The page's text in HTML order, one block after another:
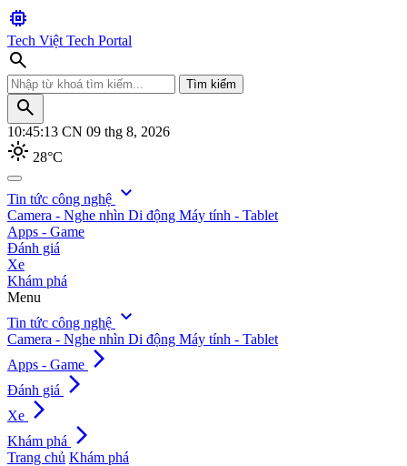
memory
Tech Việt Tech Portal
search
Tìm kiếm
search
10:45:15 CN 09 thg 8, 2026
light_mode 28°C
search
Tìm kiếm
Tin tức công nghệ expand_more
Camera - Nghe nhìn Di động Máy tính - Tablet
Apps - Game
Đánh giá
Xe
Khám phá
Menu
Tin tức công nghệ expand_more
Camera - Nghe nhìn Di động Máy tính - Tablet
Apps - Game arrow_forward_ios
Đánh giá arrow_forward_ios
Xe arrow_forward_ios
Khám phá arrow_forward_ios
Trang chủ Khám phá